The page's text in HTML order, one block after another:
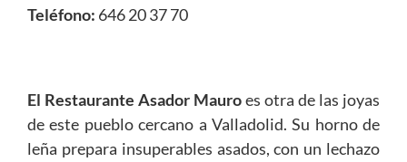
Teléfono: 646 20 37 70
El Restaurante Asador Mauroes otra de las joyas
de este pueblo cercano a Valladolid. Su horno de
leña prepara insuperables asados, con un lechazo